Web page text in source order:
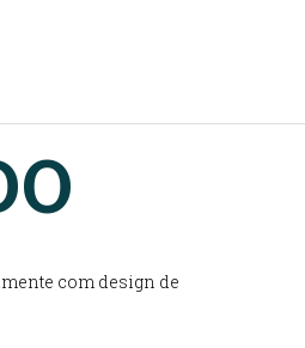
com design de